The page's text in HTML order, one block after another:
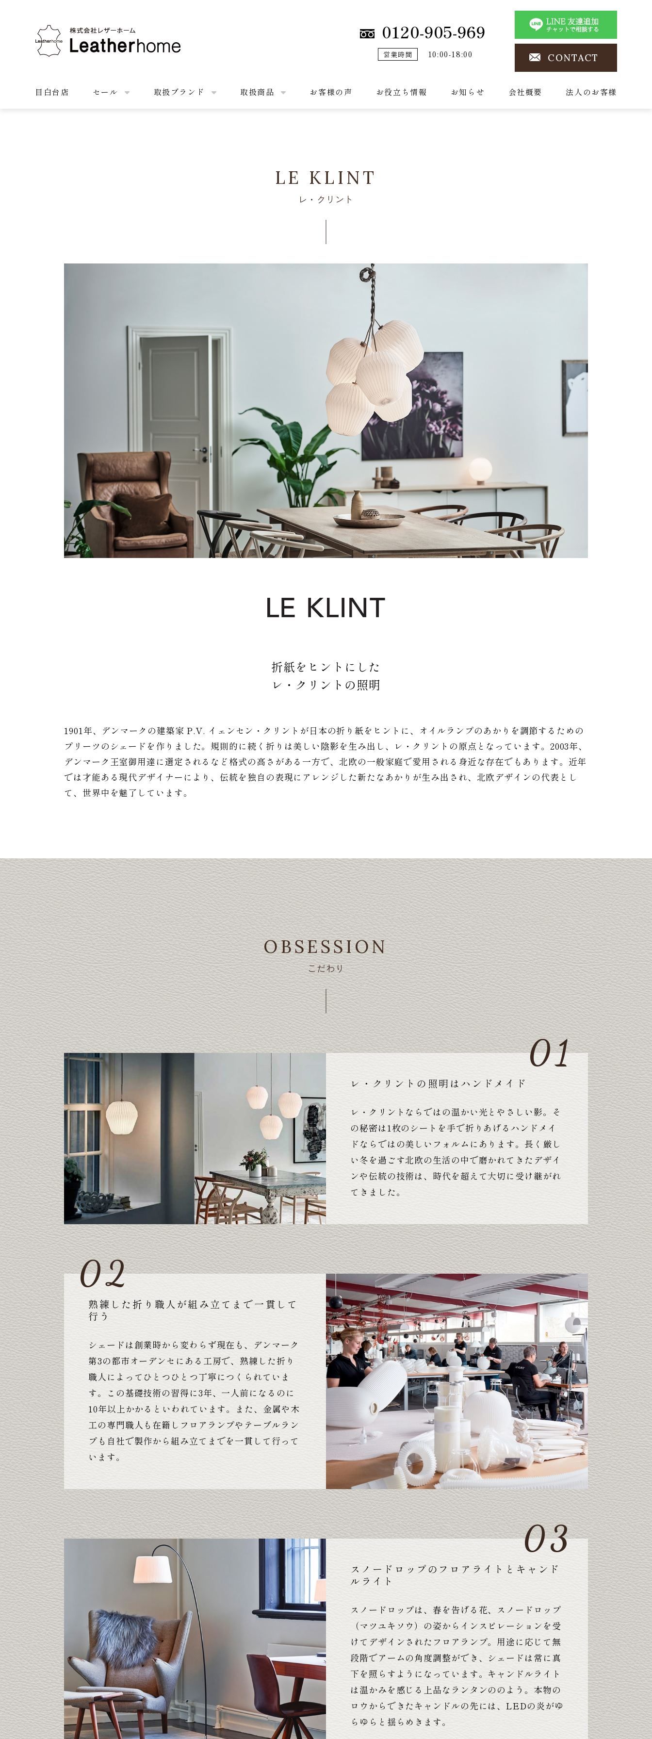
株式会社レザーホーム 0120-905-969
営業時間 10:00-18:00 CONTACT
目白台店 セール 取扱ブランド 取扱商品 お客様の声 お役立ち情報 お知らせ 会社概要 法人のお客様
LE KLINT
レ・クリント
折紙をヒントにした
レ・クリントの照明
1901年、デンマークの建築家 P.V. イェンセン・クリントが日本の折り紙をヒントに、オイルランプのあかりを調節するための
プリーツのシェードを作りました。規則的に続く折りは美しい陰影を生み出し、レ・クリントの原点となっています。2003年、
デンマーク王室御用達に選定されるなど格式の高さがある一方で、北欧の一般家庭で愛用される身近な存在でもあります。近年
では才能ある現代デザイナーにより、伝統を独自の表現にアレンジした新たなあかりが生み出され、北欧デザインの代表とし
て、世界中を魅了しています。
OBSESSION
こだわり
レ・クリントの照明はハンドメイド
レ・クリントならではの温かい光とやさしい影。そ
の秘密は1枚のシートを手で折りあげるハンドメイ
ドならではの美しいフォルムにあります。長く厳し
い冬を過ごす北欧の生活の中で磨かれてきたデザイ
ンや伝統の技術は、時代を超えて大切に受け継がれ
てきました。
熟練した折り職人が組み立てまで一貫して
行う
シェードは創業時から変わらず現在も、デンマーク
第3の都市オーデンセにある工房で、熟練した折り
職人によってひとつひとつ丁寧につくられていま
す。この基礎技術の習得に3年、一人前になるのに
10年以上かかるといわれています。また、金属や木
工の専門職人も在籍しフロアランプやテーブルラン
プも自社で製作から組み立てまでを一貫して行って
います。
スノードロップのフロアライトとキャンド
ルライト
スノードロップは、春を告げる花、スノードロップ
（マツユキソウ）の姿からインスピレーションを受
けてデザインされたフロアランプ。用途に応じて無
段階でアームの角度調整ができ、シェードは常に真
下を照らすようになっています。キャンドルライト
は温かみを感じる上品なランタンののよう。本物の
ロウからできたキャンドルの先には、LEDの炎がゆ
らゆらと揺らめきます。